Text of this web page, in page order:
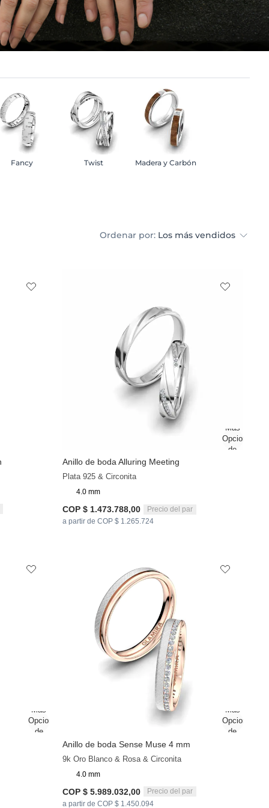
Fancy Twist Madera y Carbón
Ordenar por: Los más vendidos
Anillo de boda Alluring Meeting
Plata 925 & Circonita
4.0 mm
COP $ 1.473.788,00
Precio del par
a partir de COP $ 1.265.724
Anillo de boda Sense Muse 4 mm
9k Oro Blanco & Rosa & Circonita
4.0 mm
COP $ 5.989.032,00
Precio del par
a partir de COP $ 1.450.094